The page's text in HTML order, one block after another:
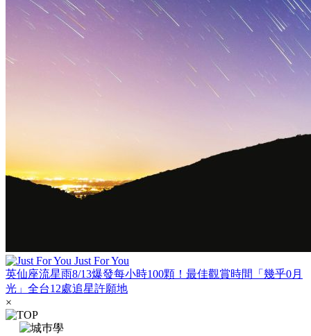
Just For You
英仙座流星雨8/13爆發每小時100顆！最佳觀賞時間「幾乎0月
光」全台12處追星許願地
×